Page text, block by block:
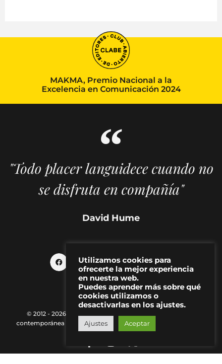
MAKMA, Premio Nacional a la
Excelencia en Comunicación 2024
"Todo placer languidece cuando no
se disfruta en compañía"
David Hume
© 2012 - 2026 MAKMA | Revista de artes visuales y cultura
contemporánea |
Política de Privacidad|Aviso Legal
Utilizamos cookies para
ofrecerte la mejor experiencia
en nuestra web.
Puedes aprender más sobre qué
cookies utilizamos o
desactivarlas en los ajustes.
Ajustes Aceptar